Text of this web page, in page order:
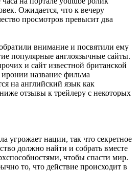
Ожидается, что к вечеру
просмотров превысит два
внимание и посвятили ему
популярные англоязычные сайты.
и сайт известной британской
название фильма
на английский язык как
отзывы к трейлеру с некоторых
угрожает нации, так что секретное
должно найти и собрать вместе
чтобы спасти мир.
то, что действие происходит в